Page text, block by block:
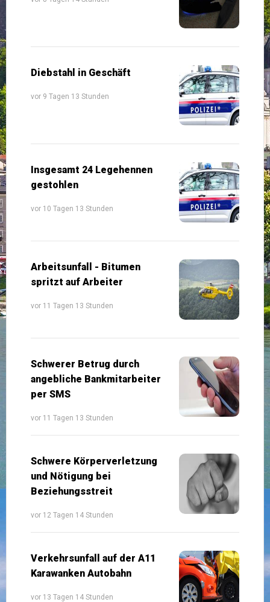
Diebstahl in Geschäft
vor 9 Tagen 13 Stunden
Insgesamt 24 Legehennen
gestohlen
vor 10 Tagen 13 Stunden
Arbeitsunfall - Bitumen
spritzt auf Arbeiter
vor 11 Tagen 13 Stunden
Schwerer Betrug durch
angebliche Bankmitarbeiter
per SMS
vor 11 Tagen 13 Stunden
Schwere Körperverletzung
und Nötigung bei
Beziehungsstreit
vor 12 Tagen 14 Stunden
Verkehrsunfall auf der A11
Karawanken Autobahn
vor 13 Tagen 14 Stunden